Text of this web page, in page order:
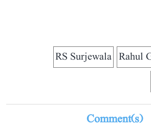
Rahul
RS Surjewala
Comment(s)